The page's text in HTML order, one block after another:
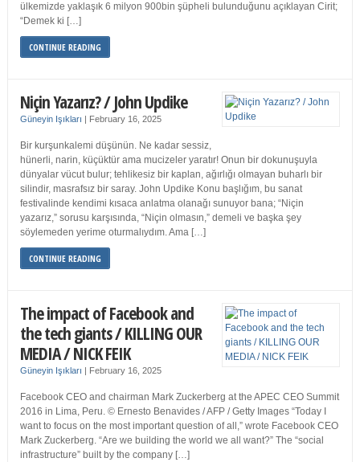
ülkemizde yaklaşık 6 milyon 900bin şüpheli bulunduğunu açıklayan Cirit;
“Demek ki […]
CONTINUE READING
Niçin Yazarız? / John Updike
Güneyin Işıkları | February 16, 2025
Bir kurşunkalemi düşünün. Ne kadar sessiz,
hünerli, narin, küçüktür ama mucizeler yaratır! Onun bir dokunuşuyla
dünyalar vücut bulur; tehlikesiz bir kaplan, ağırlığı olmayan buharlı bir
silindir, masrafsız bir saray. John Updike Konu başlığım, bu sanat
festivalinde kendimi kısaca anlatma olanağı sunuyor bana; “Niçin
yazarız,” sorusu karşısında, “Niçin olmasın,” demeli ve başka şey
söylemeden yerime oturmalıydım. Ama […]
CONTINUE READING
The impact of Facebook and
the tech giants / KILLING OUR
MEDIA / NICK FEIK
Güneyin Işıkları | February 16, 2025
Facebook CEO and chairman Mark Zuckerberg at the APEC CEO Summit
2016 in Lima, Peru. © Ernesto Benavides / AFP / Getty Images “Today I
want to focus on the most important question of all,” wrote Facebook CEO
Mark Zuckerberg. “Are we building the world we all want?” The “social
infrastructure” built by the company […]